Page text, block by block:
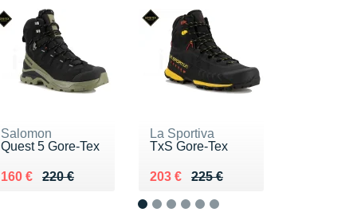
Salomon
Quest 5 Gore-Tex
220 €
Au lieu de 220 €
160 €
Vendu 160 €
La Sportiva
TxS Gore-Tex
225 €
Au lieu de 225 €
203 €
Vendu 203 €